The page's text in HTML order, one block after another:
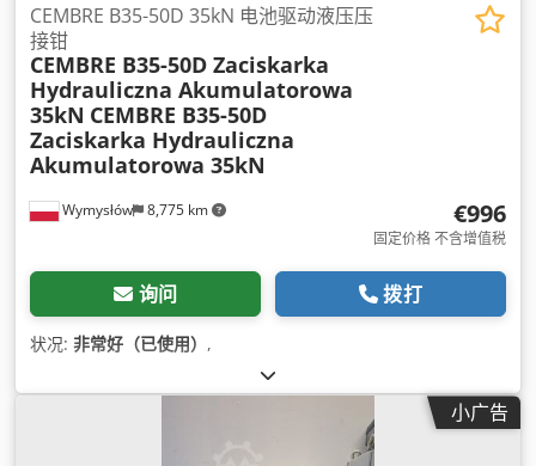
Wymysłów 8,775 km
CEMBRE B35-50D 35kN 电池驱动液压压
接钳
CEMBRE B35-50D Zaciskarka
Hydrauliczna Akumulatorowa
35kN CEMBRE B35-50D
Zaciskarka Hydrauliczna
Akumulatorowa 35kN
€996
固定价格 不含增值税
询问 拨打
状况: 非常好（已使用） ,
小广告